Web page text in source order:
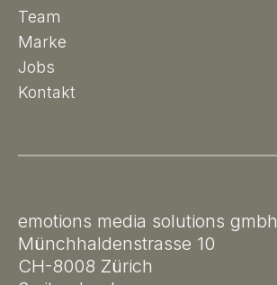
Team
Marke
Jobs
Kontakt
emotions media solutions gmbh
Münchhaldenstrasse 10
CH-8008 Zürich